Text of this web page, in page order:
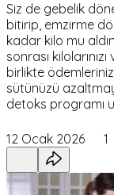
Siz de gebelik
bitirip, emzirme
kadar kilo mu
sonrası
birlikte
sütünüzü
detoks programı
12 Ocak 2026 1